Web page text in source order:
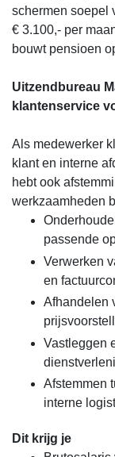
schermen soepel
€ 3.100,- per
bouwt pensioen
Uitzendbureau
klantenservice
Als medewerker
klant en interne
hebt ook
werkzaamheden
passende
Verwerken
en
Afhandelen
Vastleggen
Afstemmen
interne
Dit krijg je